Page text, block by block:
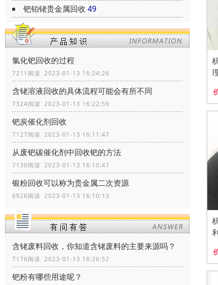
钯铂铑贵金属回收 49
氯化钯回收的过程
7211阅读 2023-01-13 16:24:26
含铑溶液回收的具体流程可能会有所不同
7324阅读 2023-01-13 16:22:59
钯炭催化剂回收
7127阅读 2023-01-13 16:11:47
从废钯碳催化剂中回收钯的方法
7130阅读 2023-01-13 16:10:47
银粉回收可以称为贵金属二次资源
6926阅读 2023-01-13 16:10:13
含铑废料回收，你知道含铑废料的主要来源吗？
7176阅读 2023-01-13 16:26:52
钯粉有哪些用途呢？